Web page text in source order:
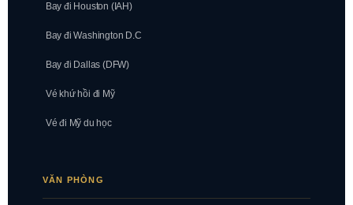
Bay đi Houston (IAH)
Bay đi Washington D.C
Bay đi Dallas (DFW)
Vé khứ hồi đi Mỹ
Vé đi Mỹ du học
VĂN PHÒNG